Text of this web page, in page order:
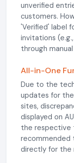
unverified
customers.
'Verified' label
invitations
through
All-in-One
Due to the
updates for
sites,
displayed on
the respective
recommended
directly for the